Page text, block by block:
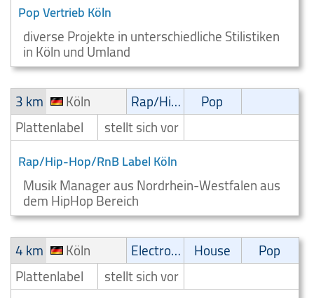
Pop Vertrieb Köln
diverse Projekte in unterschiedliche Stilistiken
in Köln und Umland
3 km
Köln Rap/Hip-Hop/RnB
Pop
Plattenlabel
stellt sich vor
Rap/Hip-Hop/RnB Label Köln
Musik Manager aus Nordrhein-Westfalen aus
dem HipHop Bereich
4 km
Köln Electronic House
Pop
Plattenlabel
stellt sich vor